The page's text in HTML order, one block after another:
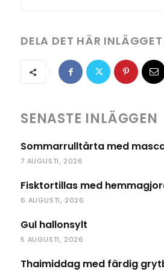
DELA DET HÄR
SENASTE INLÄGGEN
Sommarrulltårta med
7 AUGUSTI, 2026
Fisktortillas med
6 AUGUSTI, 2026
Gul hallonsylt
5 AUGUSTI, 2026
Thaimiddag med färdig